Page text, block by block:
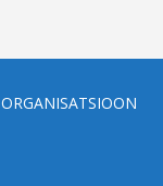
ORGANISATSIOON